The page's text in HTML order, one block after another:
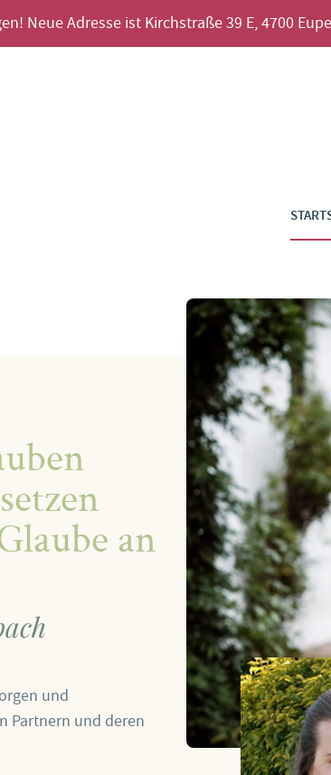
Neue Adresse ist Kirchstraße 39 E, 4700
an
und
Partnern und deren